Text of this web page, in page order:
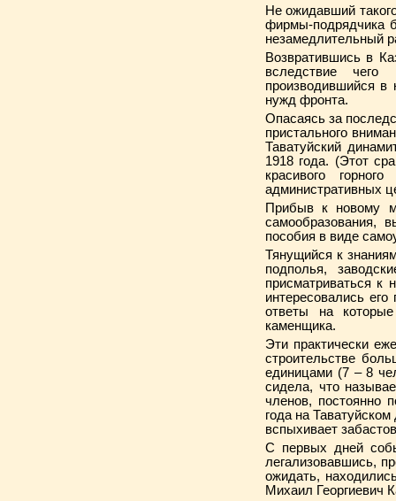
Не ожидавший
фирмы-подрядчика
незамедлительный
Возвратившись в
вследствие чего
производившийся в
нужд фронта.
Опасаясь за
пристального
Таватуйский
1918 года. (Этот
красивого
административных
Прибыв к новому
самообразования,
пособия в виде
Тянущийся к
подполья,
присматриваться к
интересовались
ответы на
каменщика.
Эти практически
строительстве
единицами (7 – 8
сидела, что
членов, постоянно
года на
вспыхи­вает
С первых дней
легализовавшись,
ожидать,
Михаил Георгиевич